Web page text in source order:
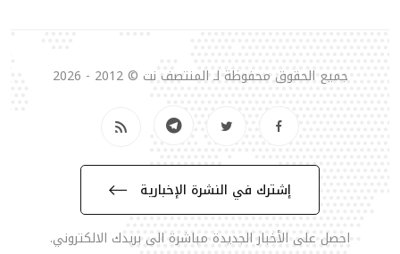
جميع الحقوق محفوظة لـ المنتصف نت © 2012 - 2026
إشترك في النشرة الإخبارية
احصل على الأخبار الجديدة مباشرة الى بريدك الالكتروني.